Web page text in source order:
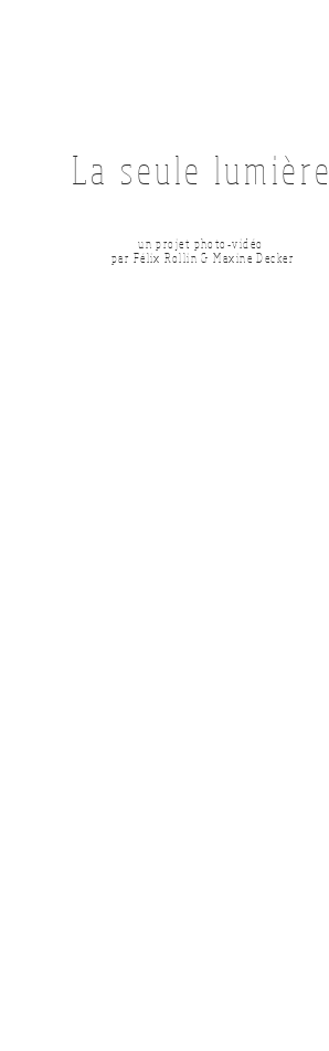
La seule lumière
un projet photo-vidéo
par Félix Rollin & Maxine Decker